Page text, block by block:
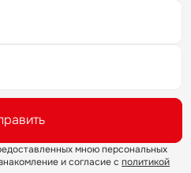
мною персональных
и согласие сполитикой